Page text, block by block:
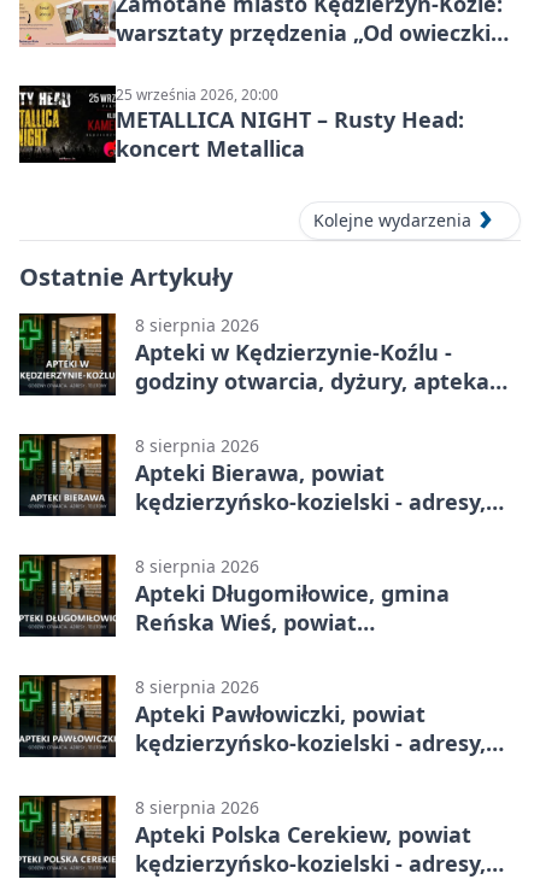
warsztaty przędzenia „Od owieczki
25 września 2026, 20:00
METALLICA NIGHT – Rusty Head:
koncert Metallica
Kolejne wydarzenia
Ostatnie Artykuły
8 sierpnia 2026
Apteki w Kędzierzynie-Koźlu -
godziny otwarcia, dyżury, apteka
8 sierpnia 2026
Apteki Bierawa, powiat
kędzierzyńsko-kozielski - adresy,
8 sierpnia 2026
Apteki Długomiłowice, gmina
Reńska Wieś, powiat
telefony, godziny otwarcia
8 sierpnia 2026
Apteki Pawłowiczki, powiat
kędzierzyńsko-kozielski - adresy,
8 sierpnia 2026
Apteki Polska Cerekiew, powiat
kędzierzyńsko-kozielski - adresy,